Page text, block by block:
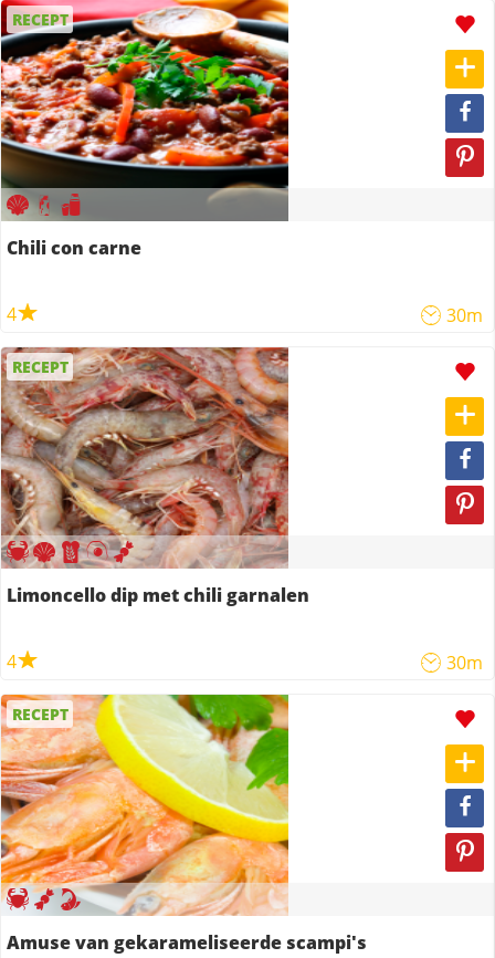
RECEPT
Chili con carne
4 30m
RECEPT
Limoncello dip met chili garnalen
4 30m
RECEPT
Amuse van gekarameliseerde scampi's